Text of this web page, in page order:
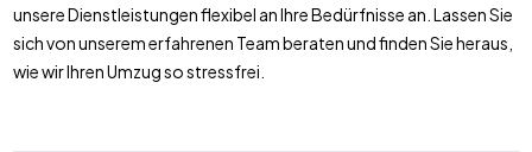
unsere Dienstleistungen flexibel an Ihre Bedürfnisse an. Lassen Sie
sich von unserem erfahrenen Team beraten und finden Sie heraus,
wie wir Ihren Umzug so stressfrei.